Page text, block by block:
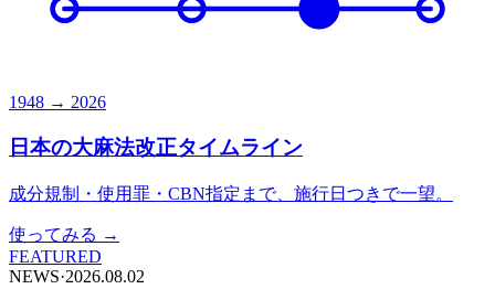
1948 → 2026
日本の大麻法改正タイムライン
成分規制・使用罪・CBN指定まで、施行日つきで一望。
使ってみる →
FEATURED
NEWS·2026.08.02